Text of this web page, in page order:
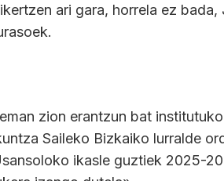
ari gara, horrela ez bada,
zion erantzun bat
Saileko Bizkaiko lurralde
ikasle guztiek 2025-